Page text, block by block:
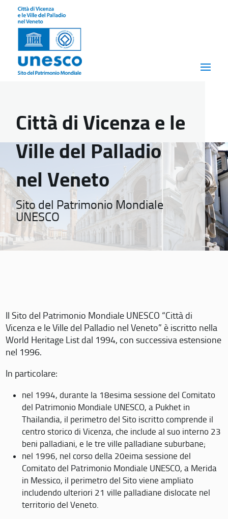
Città di Vicenza e le
Ville del Palladio
nel Veneto
Sito del Patrimonio Mondiale
UNESCO
Il Sito del Patrimonio Mondiale UNESCO “Città di
Vicenza e le Ville del Palladio nel Veneto” è iscritto nella
World Heritage List dal 1994, con successiva estensione
nel 1996.
In particolare:
nel 1994, durante la 18esima sessione del Comitato
del Patrimonio Mondiale UNESCO, a Pukhet in
Thailandia, il perimetro del Sito iscritto comprende il
centro storico di Vicenza, che include al suo interno 23
beni palladiani, e le tre ville palladiane suburbane;
nel 1996, nel corso della 20eima sessione del
Comitato del Patrimonio Mondiale UNESCO, a Merida
in Messico, il perimetro del Sito viene ampliato
includendo ulteriori 21 ville palladiane dislocate nel
territorio del Veneto.